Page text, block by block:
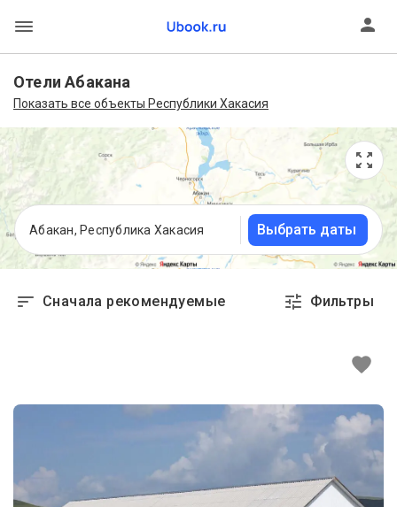
Отели Абакана
Показать все объекты Республики Хакасия
Абакан, Республика Хакасия Выбрать даты
Сначала рекомендуемые Фильтры